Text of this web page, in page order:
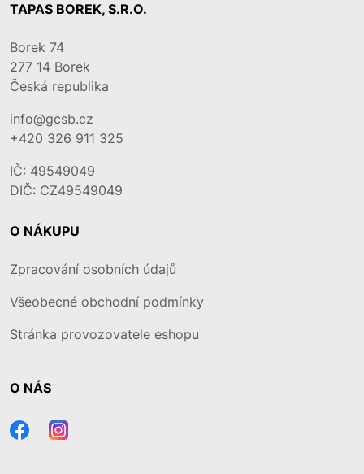
TAPAS BOREK, S.R.O.
Borek 74
277 14 Borek
Česká republika
info@gcsb.cz
+420 326 911 325
IČ: 49549049
DIČ: CZ49549049
O NÁKUPU
Zpracování osobních údajů
Všeobecné obchodní podmínky
Stránka provozovatele eshopu
O NÁS